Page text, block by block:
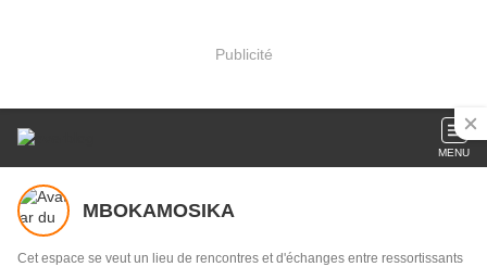
Publicité
MENU
MBOKAMOSIKA
Cet espace se veut un lieu de rencontres et d'échanges entre ressortissants